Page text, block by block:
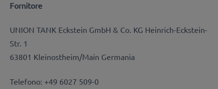
Fornitore
UNION TANK Eckstein GmbH & Co. KG Heinrich-Eckstein-
Str. 1
63801 Kleinostheim/Main Germania
Telefono: +49 6027 509-0